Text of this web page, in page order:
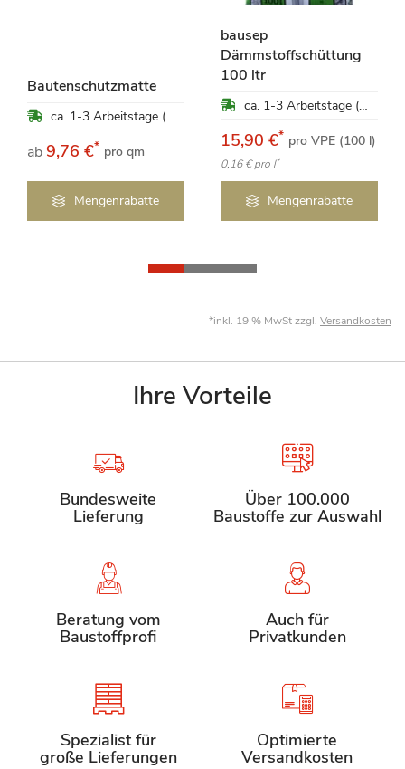
Bautenschutzmatte
ca. 1-3 Arbeitstage (Mo-Fr)
ab9,76 €* pro qm
Mengenrabatte
bausep
Dämmstoffschüttung
100 ltr
ca. 1-3 Arbeitstage (Mo-Fr)
15,90 €* pro VPE (100 l)
0,16 €pro l*
Mengenrabatte
*inkl. 19 % MwSt zzgl. Versandkosten
Ihre Vorteile
Bundesweite
Lieferung
Über 100.000
Baustoffe zur Auswahl
Beratung vom
Baustoffprofi
Auch für
Privatkunden
Spezialist für
große Lieferungen
Optimierte
Versandkosten